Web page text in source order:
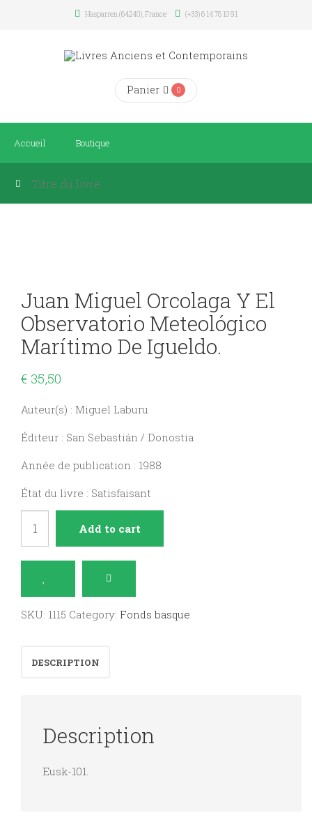
Hasparren (64240), France (+33) 6 14 76 10 91
Panier 0
Accueil Boutique
Juan Miguel Orcolaga Y El
Observatorio Meteológico
Marítimo De Igueldo.
€ 35,50
Auteur(s) : Miguel Laburu
Éditeur : San Sebastián / Donostia
Année de publication : 1988
État du livre : Satisfaisant
Orcolaga
marítimo
quantity
Add to cart
SKU: 1115 Category: Fonds basque
DESCRIPTION
Description
Eusk-101.